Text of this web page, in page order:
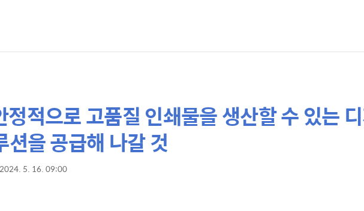
적으로 고품질 인쇄물을 생산할 수 있는
을 공급해 나갈 것
2024. 5. 16. 09:00